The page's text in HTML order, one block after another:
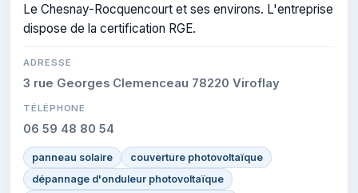
Le Chesnay-Rocquencourt et ses environs. L'entreprise
dispose de la certification RGE.
ADRESSE
3 rue Georges Clemenceau 78220 Viroflay
TÉLÉPHONE
06 59 48 80 54
panneau solaire
couverture photovoltaïque
dépannage d'onduleur photovoltaïque